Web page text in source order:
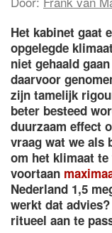
Het kabinet gaat
opgelegde
niet gehaald
daarvoor
zijn tamelijk
beter besteed
duurzaam effect
vraag wat we als
om het klimaat
voortaan
Nederland 1,5
werkt dat
ritueel aan te